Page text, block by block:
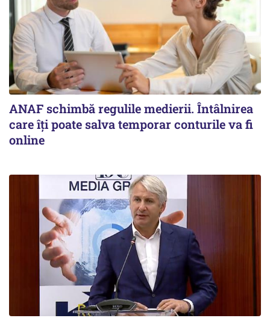
ANAF schimbă regulile medierii. Întâlnirea
care îți poate salva temporar conturile va fi
online